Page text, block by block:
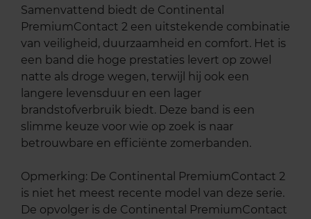
Samenvattend biedt de Continental
PremiumContact 2 een uitstekende combinatie
van veiligheid, duurzaamheid en comfort. Het is
een band die hoge prestaties levert op zowel
natte als droge wegen, terwijl hij ook een
langere levensduur en een lager
brandstofverbruik biedt. Deze band is een
slimme keuze voor wie op zoek is naar
betrouwbare en efficiënte zomerbanden.
Opmerking: De Continental PremiumContact 2
is niet het meest recente model van deze serie.
De opvolger is de Continental PremiumContact